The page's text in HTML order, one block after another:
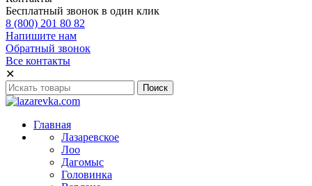
Бесплатный звонок в один клик
8 (800) 201 80 82
Напишите нам
Обратный звонок
Все контакты
✕
Главная
Лазаревское
Лоо
Дагомыс
Головинка